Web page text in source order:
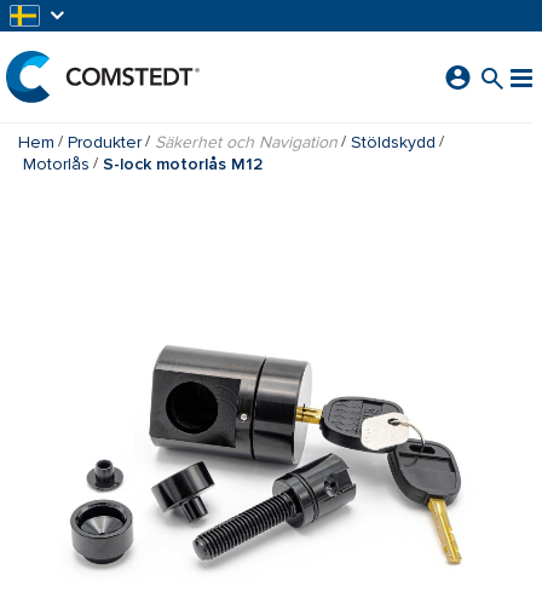
Hem Produkter Säkerhet och Navigation
Stöldskydd
Motorlås
S-lock motorlås M12